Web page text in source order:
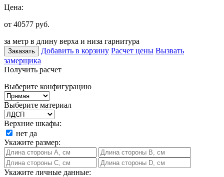
Цена:
от 40577 руб.
за метр в длину верха и низа гарнитура
Заказать Добавить в корзину Расчет цены Вызвать
замерщика
Получить расчет
Выберите конфигурацию
Выберите материал
Верхние шкафы:
нет да
Укажите размер:
Укажите личные данные: